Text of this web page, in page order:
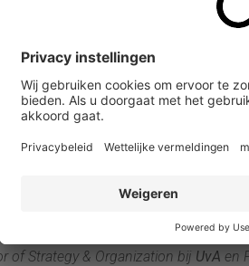
als de organisatie en vergt nieuwe
gewenste richting en hen in staat te
werken. Cultuurverandering. Niet
essentieel. Denk bijvoorbeeld aan
(‘metrics, not directives’), ook
verzameling, analyse en
komt hier de controller in beeld.
opnieuw worden geschreven.
van een slimme balans tussen
of Strategy & Organization bij UvA en